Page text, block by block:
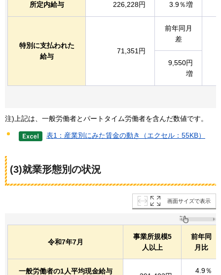
所定内給与 226,228円 3.9％増
特別に支払われた
給与
71,351円
前年同月
差
9,550円
増
注)上記は、一般労働者とパートタイム労働者を含んだ数値です。
表1：産業別にみた賃金の動き（エクセル：55KB）
(3)就業形態別の状況
画面サイズで表示
令和7年7月
事業所規模5
人以上
前年同
月比
一般労働者の1人平均現金給与
4.9％